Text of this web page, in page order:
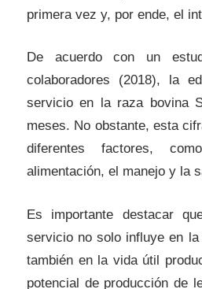
primera vez y, por ende, el
De acuerdo con un
colaboradores (2018), la
servicio en la raza bovina
meses. No obstante, esta
diferentes factores,
alimentación, el manejo y la
Es importante destacar
servicio no solo influye en
también en la vida útil
potencial de producción de